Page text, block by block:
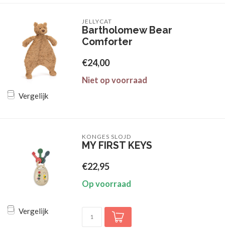
Vergelijk
JELLYCAT
Bartholomew Bear
Comforter
€24,00
Niet op voorraad
Vergelijk
KONGES SLOJD
MY FIRST KEYS
€22,95
Op voorraad